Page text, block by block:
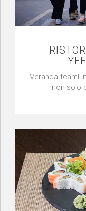
Veranda teamIl
non solo